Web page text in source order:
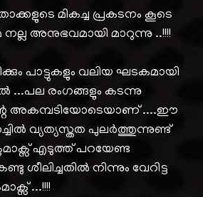
മികച്ച പ്രകടനം കൂടെ
അനുഭവമായി മാറുന്നു ..!!!!
പാട്ടുകളും വലിയ ഘടകമായി
...പല രംഗങ്ങളും കടന്നു
അകമ്പടിയോടെയാണ് ....ഈ
വ്യത്യസ്തത പുലർത്തുന്നുണ്ട്
എടുത്ത് പറയേണ്ട
ശീലിച്ചതിൽ നിന്നും വേറിട്ട
...!!!!